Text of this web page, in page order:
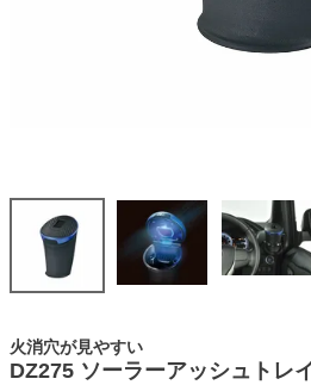
火消穴が見やすい
DZ275 ソーラーアッシュトレ